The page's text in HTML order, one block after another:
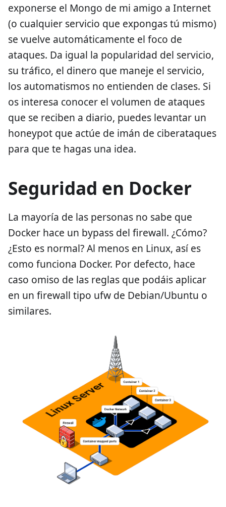
exponerse el Mongo de mi amigo a Internet
(o cualquier servicio que expongas tú mismo)
se vuelve automáticamente el foco de
ataques. Da igual la popularidad del servicio,
su tráfico, el dinero que maneje el servicio,
los automatismos no entienden de clases. Si
os interesa conocer el volumen de ataques
que se reciben a diario, puedes levantar un
honeypot que actúe de imán de ciberataques
para que te hagas una idea.
Seguridad en Docker
La mayoría de las personas no sabe que
Docker hace un bypass del firewall. ¿Cómo?
¿Esto es normal? Al menos en Linux, así es
como funciona Docker. Por defecto, hace
caso omiso de las reglas que podáis aplicar
en un firewall tipo ufw de Debian/Ubuntu o
similares.